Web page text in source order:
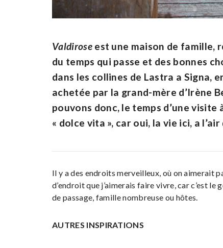
Valdiroseest une maison de famille,
du temps qui passe et des bonnes
dans les collines de Lastra a Signa,
achetée par la grand-mère d’Irène
pouvons donc, le temps d’une
« dolce vita », car oui, la vie ici, a
Il y a des endroits merveilleux, où on aimerait
d’endroit que j’aimerais faire vivre, car c’est le
de passage, famille nombreuse ou hôtes.
AUTRES INSPIRATIONS